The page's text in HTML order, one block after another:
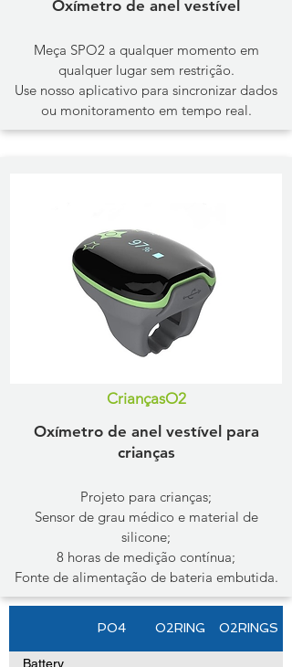
​Oxímetro de anel vestível
Meça SPO2 a qualquer momento em
qualquer lugar sem restrição.
Use nosso aplicativo para sincronizar dados
ou monitoramento em tempo real.
CriançasO2
Oxímetro de anel vestível para
crianças
Projeto para crianças;
Sensor de grau médico e material de
silicone;
8 horas de medição contínua;
Fonte de alimentação de bateria embutida.
PO4 O2RING O2RINGS
Battery